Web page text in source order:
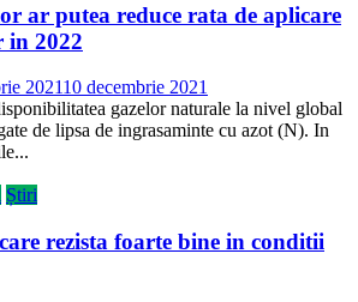
ar putea reduce rata de aplicare
in 2022
202110 decembrie 2021
gazelor naturale la nivel global
de lipsa de ingrasaminte cu azot (N). In
Știri
rezista foarte bine in conditii